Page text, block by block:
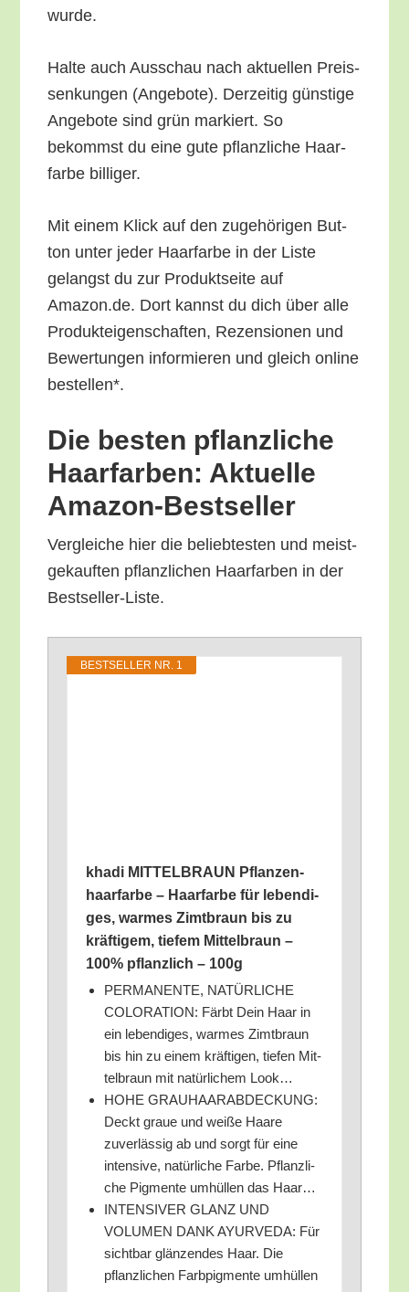
wurde.
Hal­te auch Aus­schau nach aktu­el­len Preis­
sen­kun­gen (Ange­bo­te). Der­zei­tig güns­ti­ge
Ange­bo­te sind grün mar­kiert. So
bekommst du eine gute pflanz­li­che Haar­
far­be billiger.
Mit einem Klick auf den zuge­hö­ri­gen But­
ton unter jeder Haar­far­be in der Lis­te
gelangst du zur Pro­dukt­sei­te auf
Amazon.de. Dort kannst du dich über alle
Pro­duk­tei­gen­schaf­ten, Rezen­sio­nen und
Bewer­tun­gen infor­mie­ren und gleich online
bestellen*.
Die bes­ten pflanz­li­che
Haar­far­ben: Aktu­el­le
Amazon-Bestseller
Ver­glei­che hier die belieb­tes­ten und meist­
ge­kauf­ten pflanz­li­chen Haar­far­ben in der
Bestseller-Liste.
BEST­SEL­LER NR. 1
kha­di MITTELBRAUN Pflan­zen­
haar­far­be – Haar­far­be für leben­di­
ges, war­mes Zimt­braun bis zu
kräf­ti­gem, tie­fem Mit­tel­braun –
100% pflanz­lich – 100g
PERMANENTE, NATÜRLICHE
COLORATION: Färbt Dein Haar in
ein leben­di­ges, war­mes Zimt­braun
bis hin zu einem kräf­ti­gen, tie­fen Mit­
tel­braun mit natür­li­chem Look…
HOHE GRAUHAARABDECKUNG:
Deckt graue und wei­ße Haa­re
zuver­läs­sig ab und sorgt für eine
inten­si­ve, natür­li­che Far­be. Pflanz­li­
che Pig­men­te umhül­len das Haar…
INTENSIVER GLANZ UND
VOLUMEN DANK AYURVEDA: Für
sicht­bar glän­zen­des Haar. Die
pflanz­li­chen Farb­pig­men­te umhül­len